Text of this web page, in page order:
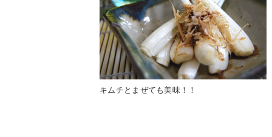
キムチとまぜても美味！！